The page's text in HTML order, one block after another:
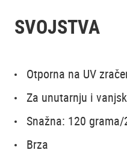
SVOJSTVA
Otporna na UV
Za unutarnju i
Snažna: 120
Brza